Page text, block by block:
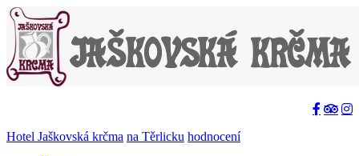
Hotel Jaškovská krčma na Těrlicku hodnocení